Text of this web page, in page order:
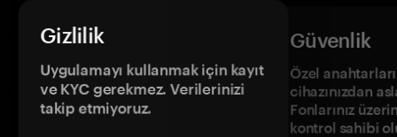
Gizlilik
Uygulamayı kullanmak için kayıt
ve KYC gerekmez. Verilerinizi
takip etmiyoruz.
Güvenlik
Özel
cihazınızdan
Fonlarınız
kontrol sahibi